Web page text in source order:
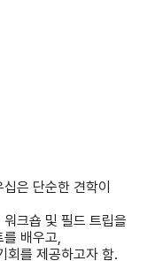
은 단순한 견학이
크숍 및 필드 트립을
배우고,
회를 제공하고자 함.